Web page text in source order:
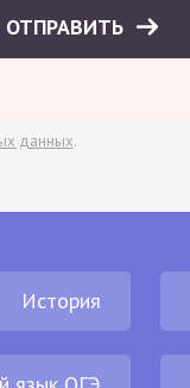
ОТПРАВИТЬ
данных.
История